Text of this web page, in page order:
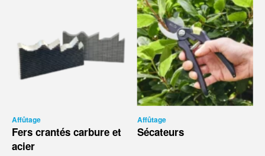
Affûtage
Fers crantés carbure et
acier
Affûtage
Sécateurs